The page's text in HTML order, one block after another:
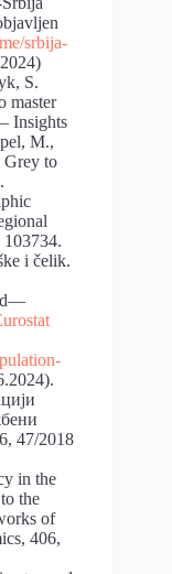
srbija-
S.
master
Insights
M.,
Grey to
103734.
i čelik.
47/2018
in the
the
of
406,